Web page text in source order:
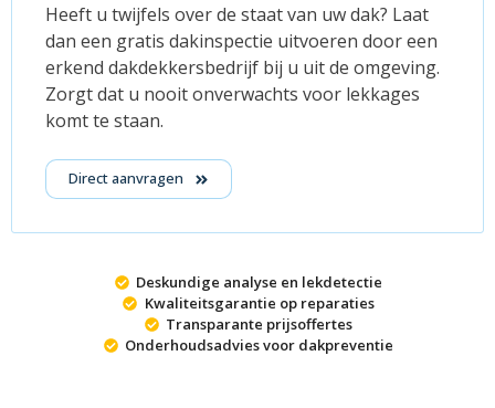
Heeft u twijfels over de staat van uw dak? Laat
dan een gratis dakinspectie uitvoeren door een
erkend dakdekkersbedrijf bij u uit de omgeving.
Zorgt dat u nooit onverwachts voor lekkages
komt te staan.
Direct aanvragen
Deskundige analyse en lekdetectie
Kwaliteitsgarantie op reparaties
Transparante prijsoffertes
Onderhoudsadvies voor dakpreventie